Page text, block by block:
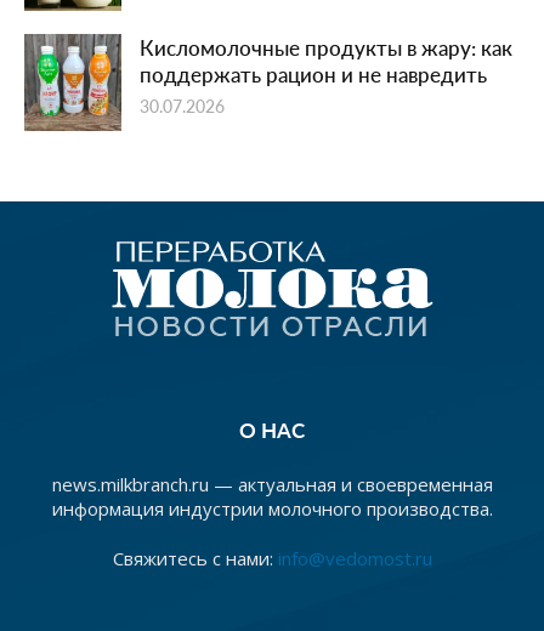
Кисломолочные продукты в жару: как
поддержать рацион и не навредить
30.07.2026
О НАС
news.milkbranch.ru — актуальная и своевременная
информация индустрии молочного производства.
Свяжитесь с нами: info@vedomost.ru